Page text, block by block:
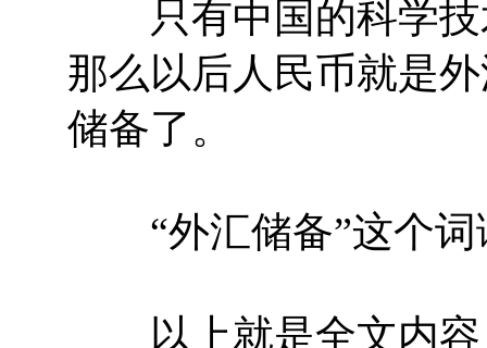
只有中国的科学技
那么以后人民币就是
储备了。
“外汇储备”这个词
以上就是全文内容